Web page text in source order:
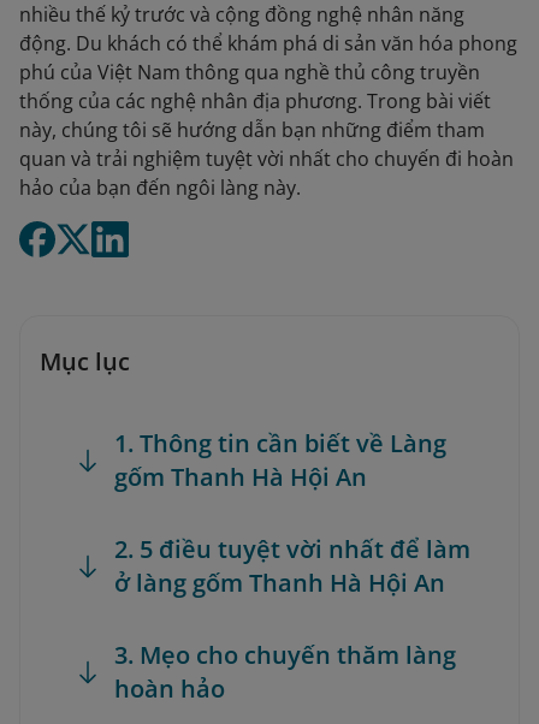
nhiều thế kỷ trước và cộng đồng nghệ nhân năng
động. Du khách có thể khám phá di sản văn hóa phong
phú của Việt Nam thông qua nghề thủ công truyền
thống của các nghệ nhân địa phương. Trong bài viết
này, chúng tôi sẽ hướng dẫn bạn những điểm tham
quan và trải nghiệm tuyệt vời nhất cho chuyến đi hoàn
hảo của bạn đến ngôi làng này.
Mục lục
1. Thông tin cần biết về Làng
gốm Thanh Hà Hội An
2. 5 điều tuyệt vời nhất để làm
ở làng gốm Thanh Hà Hội An
3. Mẹo cho chuyến thăm làng
hoàn hảo